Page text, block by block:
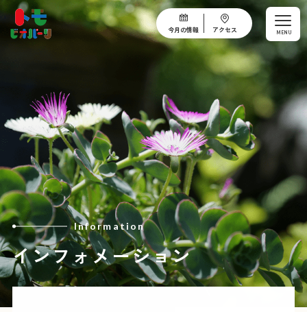
今月の情報 アクセス MENU
Information
インフォメーション